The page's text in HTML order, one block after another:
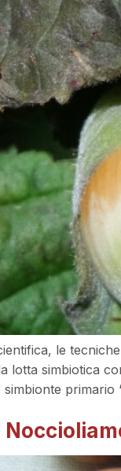
le
lotta simbiotica
primario